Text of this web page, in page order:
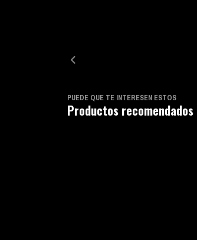
PUEDE QUE TE INTERESEN ESTOS
Productos recomendados